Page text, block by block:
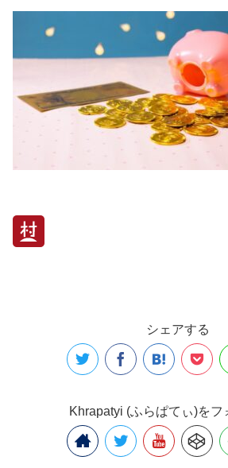
シェアする
Khrapatyi (ふらぱてぃ)をフ